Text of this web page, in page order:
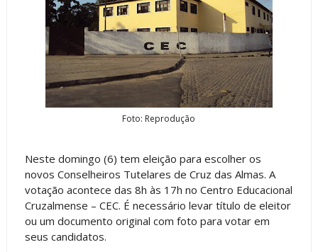
Foto: Reprodução
Neste domingo (6) tem eleição para escolher os
novos Conselheiros Tutelares de Cruz das Almas. A
votação acontece das 8h às 17h no Centro Educacional
Cruzalmense – CEC. É necessário levar título de eleitor
ou um documento original com foto para votar em
seus candidatos.